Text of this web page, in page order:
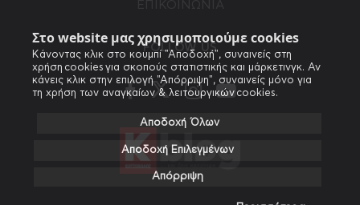
Στο website μας χρησιμοποιούμε cookies
Κάνοντας κλικ στο κουμπί "Αποδοχή", συναινείς στη
χρήση cookies για σκοπούς στατιστικής και μάρκετινγκ. Αν
κάνεις κλικ στην επιλογή "Απόρριψη", συναινείς μόνο για
τη χρήση των αναγκαίων & λειτουργικών cookies.
Αποδοχή Όλων
Αποδοχή Επιλεγμένων
Απόρριψη
FOLLOW US